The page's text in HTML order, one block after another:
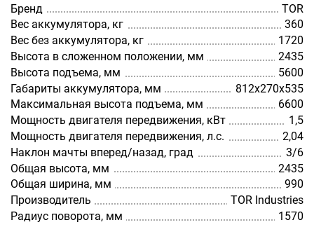
Бренд
TOR
Вес аккумулятора, кг
360
Вес без аккумулятора, кг
1720
Высота в сложенном положении, мм
2435
Высота подъема, мм
5600
Габариты аккумулятора, мм
812х270х535
Максимальная высота подъема, мм
6600
Мощность двигателя передвижения, кВт
1,5
Мощность двигателя передвижения, л.с.
2,04
Наклон мачты вперед/назад, град
3/6
Общая высота, мм
2435
Общая ширина, мм
990
Производитель
TOR Industries
Радиус поворота, мм
1570